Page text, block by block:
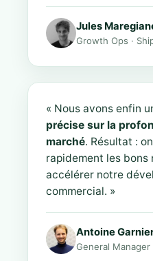
Jules
Growth Ops ·
« Nous avons enfin
précise sur la
marché. Résultat :
rapidement les bons
accélérer notre
commercial. »
Antoine
General Manager